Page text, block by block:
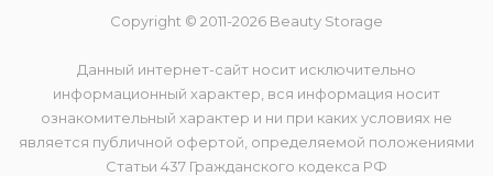
Copyright © 2011-2026 Beauty Storage
Данный интернет-сайт носит исключительно
информационный характер, вся информация носит
ознакомительный характер и ни при каких условиях не
является публичной офертой, определяемой положениями
Статьи 437 Гражданского кодекса РФ